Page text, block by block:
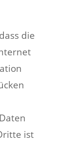
die
ist